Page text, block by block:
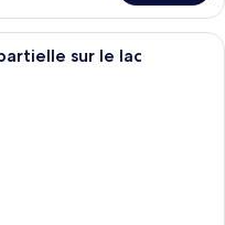
chambre d’hôtel avec un grand
sur le lac